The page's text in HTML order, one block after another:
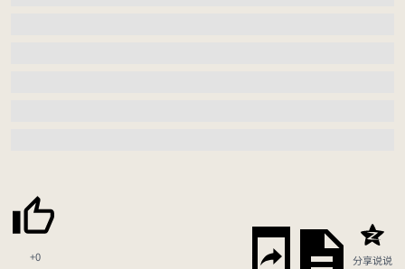
+0 分享说说